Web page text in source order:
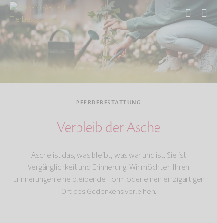
Start Tierbestattung Pferdebestattung
PFERDEBESTATTUNG
Verbleib der Asche
Asche ist das, was bleibt, was war und ist. Sie ist
Vergänglichkeit und Erinnerung. Wir möchten Ihren
Erinnerungen eine bleibende Form oder einen einzigartigen
Ort des Gedenkens verleihen.